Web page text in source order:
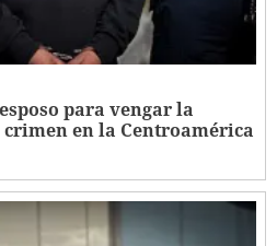
para vengar la
en la Centroamérica